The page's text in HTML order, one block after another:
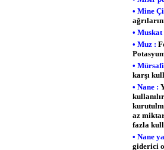
• Mine
• Muskat
• Muz :
•
karşı
• Nane :
az
fazla
• Nane
giderici